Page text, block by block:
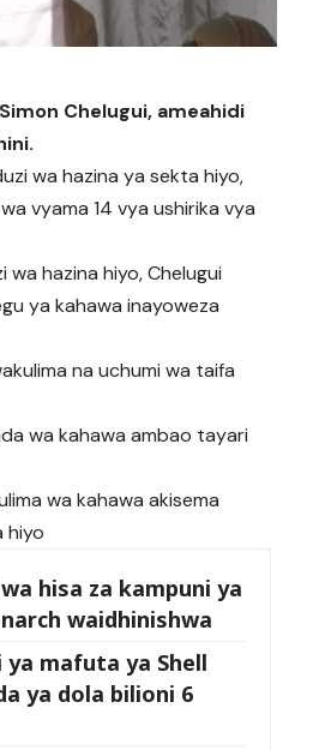
Chelugui, ameahidi
wa hazina ya sekta hiyo,
vyama 14 vya ushirika vya
hazina hiyo, Chelugui
ya kahawa inayoweza
na uchumi wa taifa
wa kahawa ambao tayari
wa kahawa akisema
hiyo
hisa za kampuni ya
waidhinishwa
ya mafuta ya Shell
ya dola bilioni 6